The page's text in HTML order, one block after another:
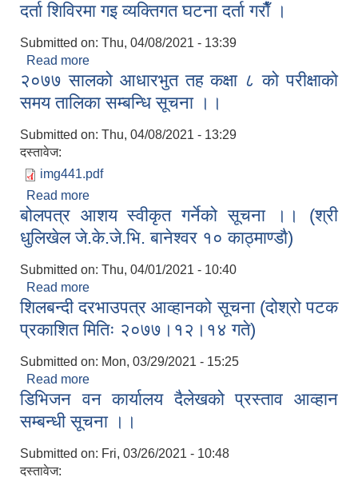
दर्ता शिविरमा गइ व्यक्तिगत घटना दर्ता गराैँ ।
Submitted on: Thu, 04/08/2021 - 13:39
Read more
अभियानमा सहभागी बनाैँ । आफ्नो वडा वा पायक पर्ने दर्ता
शिविरमा गइ व्यक्तिगत घटना दर्ता गराैँ ।
२०७७ सालको आधारभुत तह कक्षा ८ को परीक्षाको
समय तालिका सम्बन्धि सूचना ।।
Submitted on: Thu, 04/08/2021 - 13:29
दस्तावेज:
img441.pdf
Read more
समय तालिका सम्बन्धि सूचना ।।
बोलपत्र आशय स्वीकृत गर्नेको सूचना ।। (श्री
धुलिखेल जे.के.जे.भि. बानेश्वर १० काठ्माण्डाै)
Submitted on: Thu, 04/01/2021 - 10:40
Read more
धुलिखेल जे.के.जे.भि. बानेश्वर १० काठ्माण्डाै)
शिलबन्दी दरभाउपत्र आव्हानको सूचना (दोश्रो पटक
प्रकाशित मितिः २०७७।१२।१४ गते)
Submitted on: Mon, 03/29/2021 - 15:25
Read more
प्रकाशित मितिः २०७७।१२।१४ गते)
डिभिजन वन कार्यालय दैलेखको प्रस्ताव आव्हान
सम्बन्धी सूचना ।।
Submitted on: Fri, 03/26/2021 - 10:48
दस्तावेज: